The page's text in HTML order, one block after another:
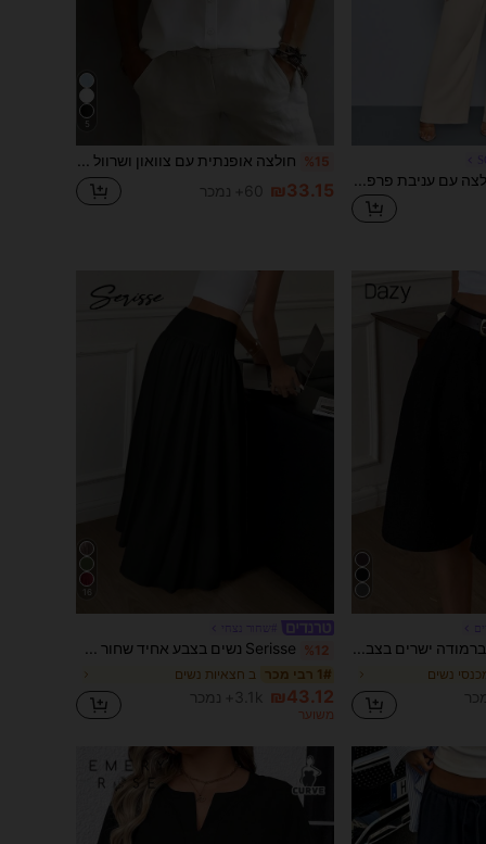
5
%15
₪33.15 60+ נמכר
DAZY מכנסי ברמודה ישרים בצבע אחיד לנשים, קז'ואל ואלגנטי, אביב/קיץ
נשים
16
%12 Serisse נשים בצבע אחיד שחור קפלים פשוט מזדמן חצאית בינונית
1# רבי מכר ב חצאיות נשים
₪43.12 3.1k+ נמכר
משוער